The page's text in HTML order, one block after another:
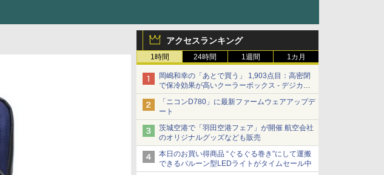
アクセスランキング
1時間 24時間 1週間 1カ月
岡嶋和幸の「あとで買う」 1,903点目：高密閉
で保冷効果が高いクーラーボックス - デジカメ
Watch
「ニコンD780」に最新ファームウェアアップデ
ート
茨城空港で「羽田空港フェア」が開催 航空会社
のオリジナルグッズなども販売
本日のお買い得商品 “ぐるぐる巻き”にして運搬
できるバルーン型LEDライトがタイムセール中